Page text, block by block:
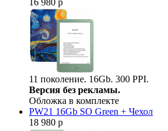
11 поколение. 16Gb. 300 PPI.
Версия без рекламы.
Обложка в комплекте
PW21 16Gb SO Green + Чехол
18 980 р